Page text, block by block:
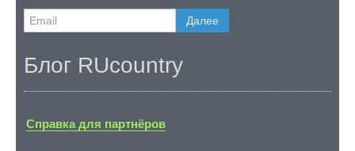
Далее
Блог RUcountry
Справка для партнёров